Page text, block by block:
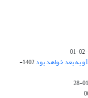
1402-